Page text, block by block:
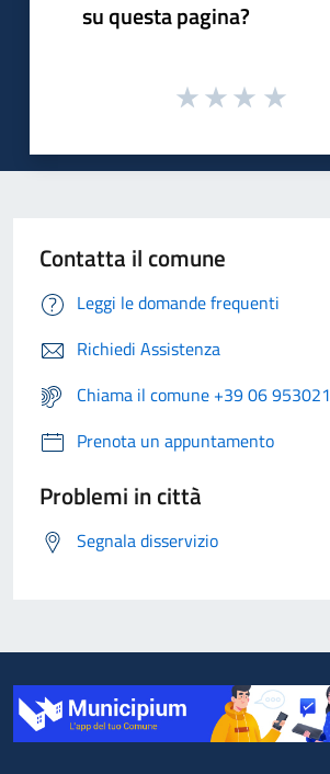
su questa pagina?
Contatta il comune
Leggi le domande frequenti
Richiedi Assistenza
Chiama il comune +39 06 953021
Prenota un appuntamento
Problemi in città
Segnala disservizio